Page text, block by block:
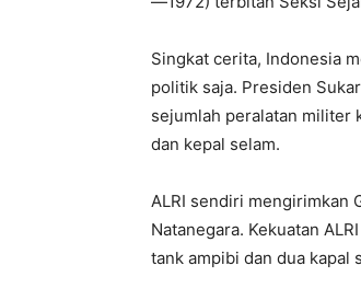
Singkat cerita, Indonesia
politik saja. Presiden
sejumlah peralatan militer
dan kepal selam.
ALRI sendiri mengirimkan
Natanegara. Kekuatan
tank ampibi dan dua kapal